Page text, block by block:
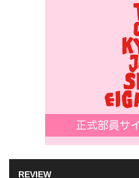
REVIEW